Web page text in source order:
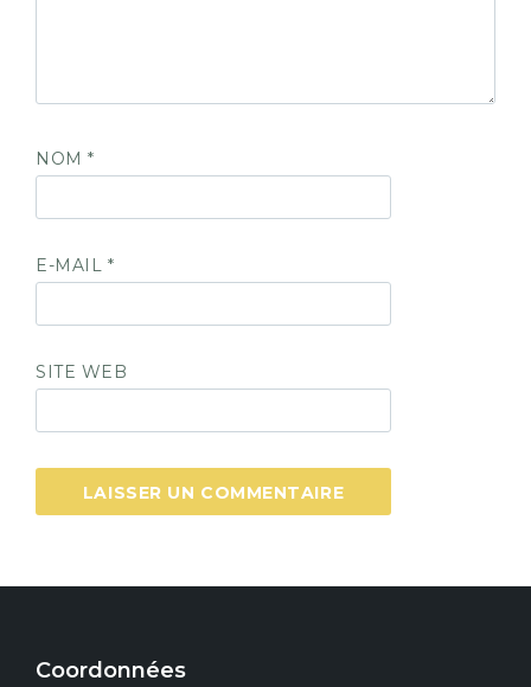
NOM*
E-MAIL *
SITE WEB
Coordonnées